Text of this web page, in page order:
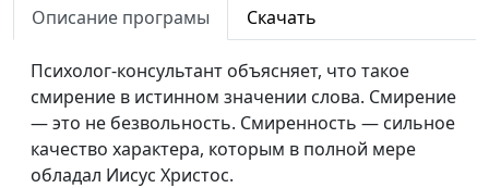
священнослужитель
Цель жизни: ищем,
достигаем, радуемся
Игорь Кириченко,
Василий Половинко,
психолог-консультант,
священнослужитель
Описание програмы Скачать
Психолог-консультант объясняет, что такое
смирение в истинном значении слова. Смирение
— это не безвольность. Смиренность — сильное
качество характера, которым в полной мере
обладал Иисус Христос.